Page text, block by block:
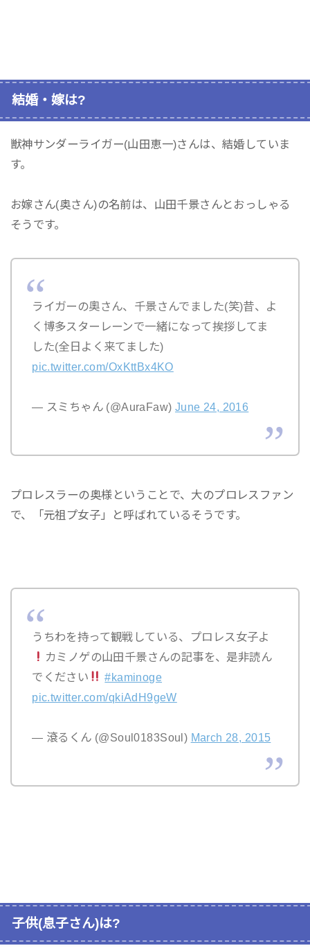
結婚・嫁は?
獣神サンダーライガー(山田恵一)さんは、結婚していま
す。
お嫁さん(奥さん)の名前は、山田千景さんとおっしゃる
そうです。
ライガーの奧さん、千景さんでました(笑)昔、よ
く博多スターレーンで一緒になって挨拶してま
した(全日よく来てました)
pic.twitter.com/OxKttBx4KO
— スミちゃん (@AuraFaw) June 24, 2016
プロレスラーの奥様ということで、大のプロレスファン
で、「元祖プ女子」と呼ばれているそうです。
うちわを持って観戦している、プロレス女子よ
カミノゲの山田千景さんの記事を、是非読ん
でください
#kaminoge
pic.twitter.com/qkiAdH9geW
— 滾るくん (@Soul0183Soul) March 28, 2015
子供(息子さん)は?